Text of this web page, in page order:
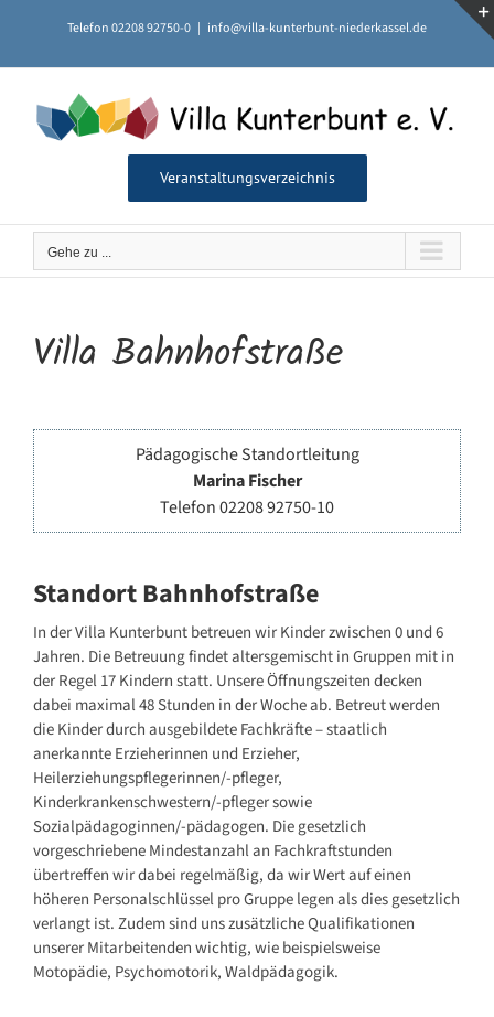
Telefon 02208 92750-0 | info@villa-kunterbunt-niederkassel.de
Veranstaltungsverzeichnis
Gehe zu ...
Villa Bahnhofstraße
Pädagogische Standortleitung
Marina Fischer
Telefon 02208 92750-10
Standort Bahnhofstraße
In der Villa Kunterbunt betreuen wir Kinder zwischen 0 und 6
Jahren. Die Betreuung findet altersgemischt in Gruppen mit in
der Regel 17 Kindern statt. Unsere Öffnungszeiten decken
dabei maximal 48 Stunden in der Woche ab. Betreut werden
die Kinder durch ausgebildete Fachkräfte – staatlich
anerkannte Erzieherinnen und Erzieher,
Heilerziehungspflegerinnen/-pfleger,
Kinderkrankenschwestern/-pfleger sowie
Sozialpädagoginnen/-pädagogen. Die gesetzlich
vorgeschriebene Mindestanzahl an Fachkraftstunden
übertreffen wir dabei regelmäßig, da wir Wert auf einen
höheren Personalschlüssel pro Gruppe legen als dies gesetzlich
verlangt ist. Zudem sind uns zusätzliche Qualifikationen
unserer Mitarbeitenden wichtig, wie beispielsweise
Motopädie, Psychomotorik, Waldpädagogik.